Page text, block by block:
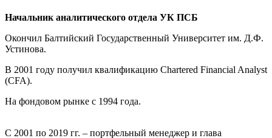
Начальник аналитического отдела УК ПСБ
Окончил Балтийский Государственный Университет им. Д.Ф.
Устинова.
В 2001 году получил квалификацию Chartered Financial Analyst
(CFA).
На фондовом рынке с 1994 года.
С 2001 по 2019 гг. – портфельный менеджер и глава